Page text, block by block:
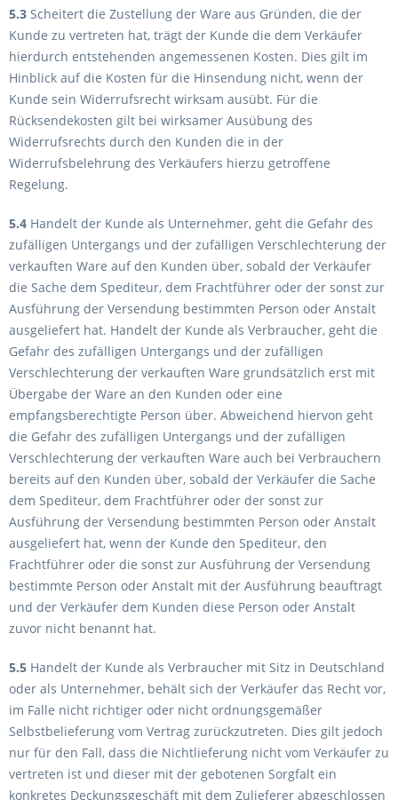
5.3 Scheitert die Zustellung der Ware aus Gründen, die der
Kunde zu vertreten hat, trägt der Kunde die dem Verkäufer
hierdurch entstehenden angemessenen Kosten. Dies gilt im
Hinblick auf die Kosten für die Hinsendung nicht, wenn der
Kunde sein Widerrufsrecht wirksam ausübt. Für die
Rücksendekosten gilt bei wirksamer Ausübung des
Widerrufsrechts durch den Kunden die in der
Widerrufsbelehrung des Verkäufers hierzu getroffene
Regelung.
5.4 Handelt der Kunde als Unternehmer, geht die Gefahr des
zufälligen Untergangs und der zufälligen Verschlechterung der
verkauften Ware auf den Kunden über, sobald der Verkäufer
die Sache dem Spediteur, dem Frachtführer oder der sonst zur
Ausführung der Versendung bestimmten Person oder Anstalt
ausgeliefert hat. Handelt der Kunde als Verbraucher, geht die
Gefahr des zufälligen Untergangs und der zufälligen
Verschlechterung der verkauften Ware grundsätzlich erst mit
Übergabe der Ware an den Kunden oder eine
empfangsberechtigte Person über. Abweichend hiervon geht
die Gefahr des zufälligen Untergangs und der zufälligen
Verschlechterung der verkauften Ware auch bei Verbrauchern
bereits auf den Kunden über, sobald der Verkäufer die Sache
dem Spediteur, dem Frachtführer oder der sonst zur
Ausführung der Versendung bestimmten Person oder Anstalt
ausgeliefert hat, wenn der Kunde den Spediteur, den
Frachtführer oder die sonst zur Ausführung der Versendung
bestimmte Person oder Anstalt mit der Ausführung beauftragt
und der Verkäufer dem Kunden diese Person oder Anstalt
zuvor nicht benannt hat.
5.5 Handelt der Kunde als Verbraucher mit Sitz in Deutschland
oder als Unternehmer, behält sich der Verkäufer das Recht vor,
im Falle nicht richtiger oder nicht ordnungsgemäßer
Selbstbelieferung vom Vertrag zurückzutreten. Dies gilt jedoch
nur für den Fall, dass die Nichtlieferung nicht vom Verkäufer zu
vertreten ist und dieser mit der gebotenen Sorgfalt ein
konkretes Deckungsgeschäft mit dem Zulieferer abgeschlossen